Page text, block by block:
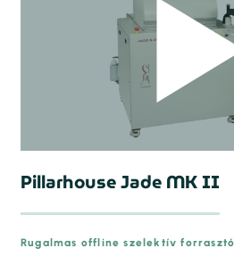
Pillarhouse Jade MK II
Rugalmas offline szelektív